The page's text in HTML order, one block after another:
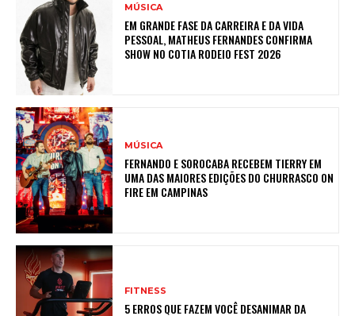
MÚSICA
EM GRANDE FASE DA CARREIRA E DA VIDA
PESSOAL, MATHEUS FERNANDES CONFIRMA
SHOW NO COTIA RODEIO FEST 2026
MÚSICA
FERNANDO E SOROCABA RECEBEM TIERRY EM
UMA DAS MAIORES EDIÇÕES DO CHURRASCO ON
FIRE EM CAMPINAS
FITNESS
5 ERROS QUE FAZEM VOCÊ DESANIMAR DA